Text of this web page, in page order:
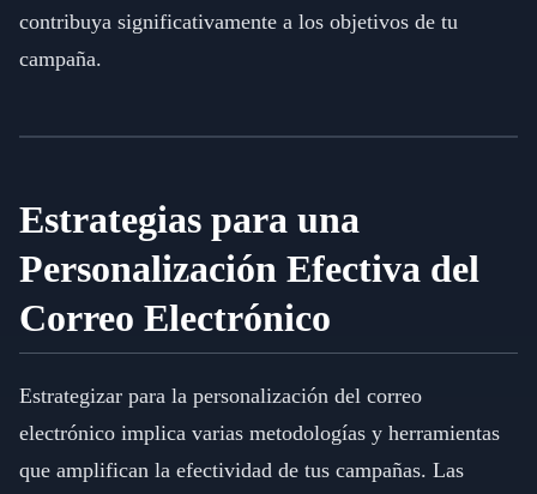
contribuya significativamente a los objetivos de tu
campaña.
Estrategias para una
Personalización Efectiva del
Correo Electrónico
Estrategizar para la personalización del correo
electrónico implica varias metodologías y herramientas
que amplifican la efectividad de tus campañas. Las